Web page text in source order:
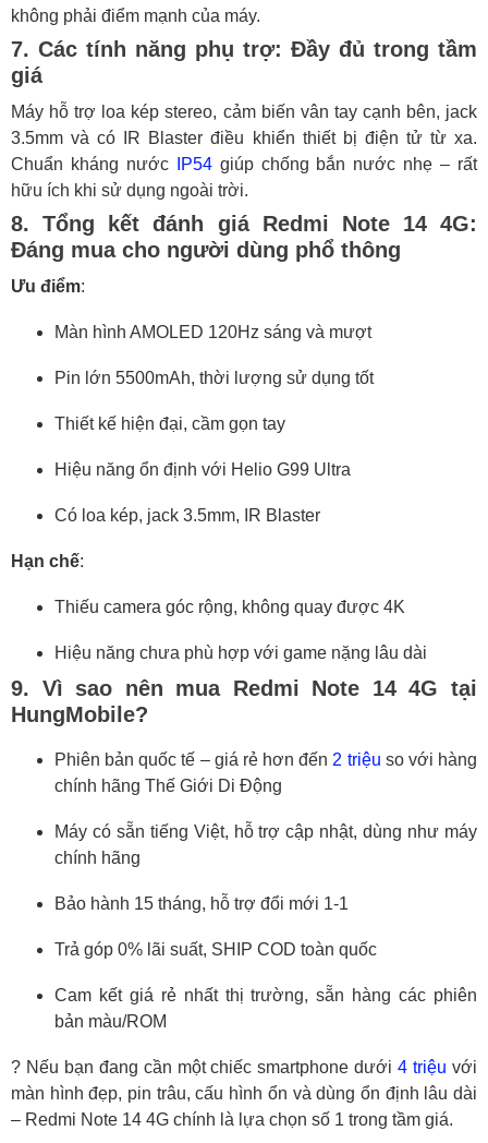
không phải điểm mạnh của máy.
7. Các tính năng phụ trợ: Đầy đủ trong tầm
giá
Máy hỗ trợ loa kép stereo, cảm biến vân tay cạnh bên, jack
3.5mm và có IR Blaster điều khiển thiết bị điện tử từ xa.
Chuẩn kháng nước
IP54giúp chống bắn nước nhẹ – rất
hữu ích khi sử dụng ngoài trời.
8. Tổng kết đánh giá Redmi Note 14 4G:
Đáng mua cho người dùng phổ thông
Ưu điểm:
Màn hình AMOLED 120Hz sáng và mượt
Pin lớn 5500mAh, thời lượng sử dụng tốt
Thiết kế hiện đại, cầm gọn tay
Hiệu năng ổn định với Helio G99 Ultra
Có loa kép, jack 3.5mm, IR Blaster
Hạn chế:
Thiếu camera góc rộng, không quay được 4K
Hiệu năng chưa phù hợp với game nặng lâu dài
9. Vì sao nên mua Redmi Note 14 4G tại
HungMobile?
Phiên bản quốc tế – giá rẻ hơn đến 2 triệu so với hàng
chính hãng Thế Giới Di Động
Máy có sẵn tiếng Việt, hỗ trợ cập nhật, dùng như máy
chính hãng
Bảo hành 15 tháng, hỗ trợ đổi mới 1-1
Trả góp 0% lãi suất, SHIP COD toàn quốc
Cam kết giá rẻ nhất thị trường, sẵn hàng các phiên
bản màu/ROM
? Nếu bạn đang cần một chiếc smartphone dưới4 triệu với
màn hình đẹp, pin trâu, cấu hình ổn và dùng ổn định lâu dài
– Redmi Note 14 4G chính là lựa chọn số 1 trong tầm giá.